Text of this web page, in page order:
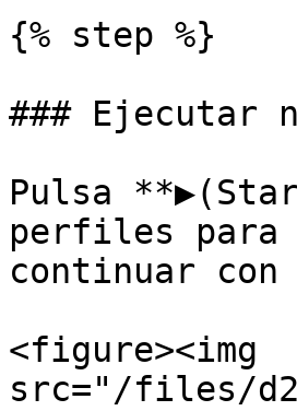
{% step %}
### Ejecutar
Pulsa
perfiles para
continuar
<figure><img
src="/files/